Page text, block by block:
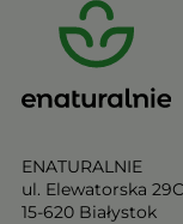
ENATURALNIE
ul. Elewatorska
15-620 Białystok